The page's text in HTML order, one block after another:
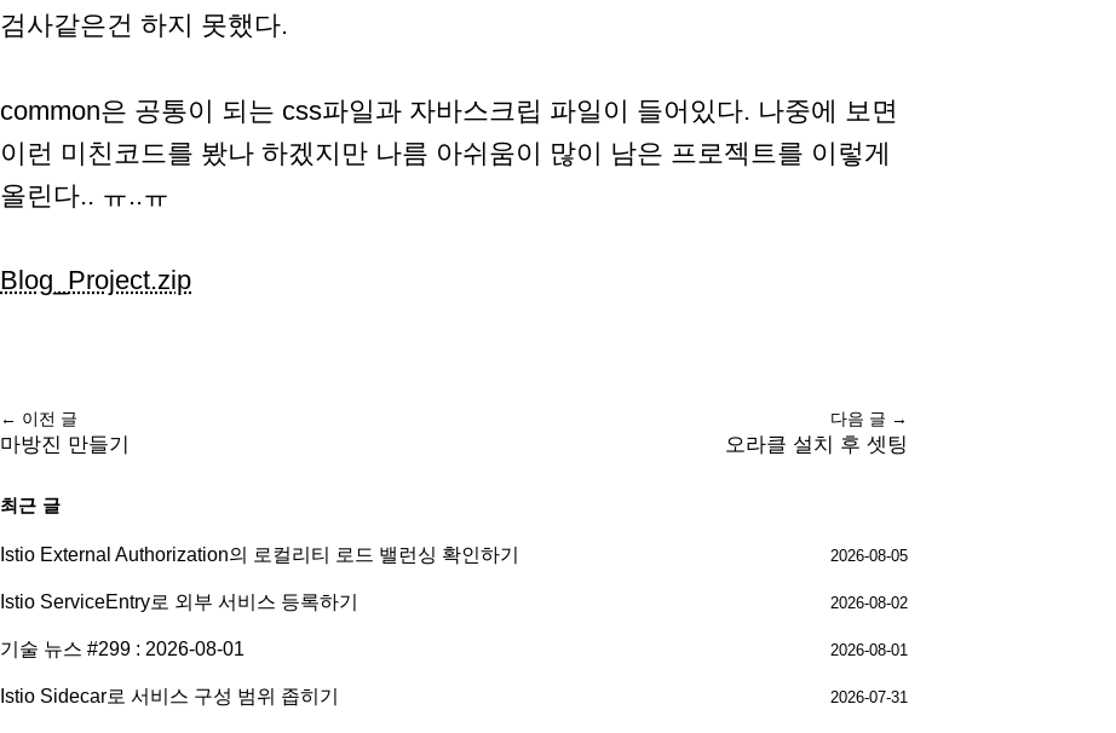
검사같은건 하지 못했다.
common은 공통이 되는 css파일과 자바스크립 파일이 들어있다. 나중에 보면
이런 미친코드를 봤나 하겠지만 나름 아쉬움이 많이 남은 프로젝트를 이렇게
올린다.. ㅠ..ㅠ
Blog_Project.zip
← 이전 글
마방진 만들기
다음 글 →
오라클 설치 후 셋팅
최근 글
Istio External Authorization의 로컬리티 로드 밸런싱 확인하기 2026-08-05
Istio ServiceEntry로 외부 서비스 등록하기 2026-08-02
기술 뉴스 #299 : 2026-08-01 2026-08-01
Istio Sidecar로 서비스 구성 범위 좁히기 2026-07-31